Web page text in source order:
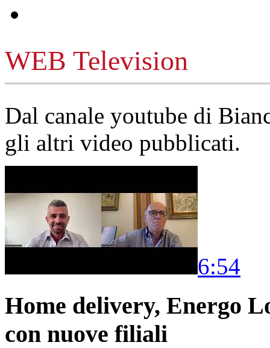
WEB Television
Dal canale youtube di
gli altri video pubblicati.
6:54
Home delivery, Energo
con nuove filiali